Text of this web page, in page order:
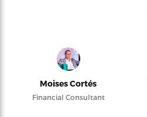
Moises Cortés
Financial Consultant